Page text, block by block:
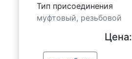
Тип присоединения
муфтовый, резьбовой
Цена: